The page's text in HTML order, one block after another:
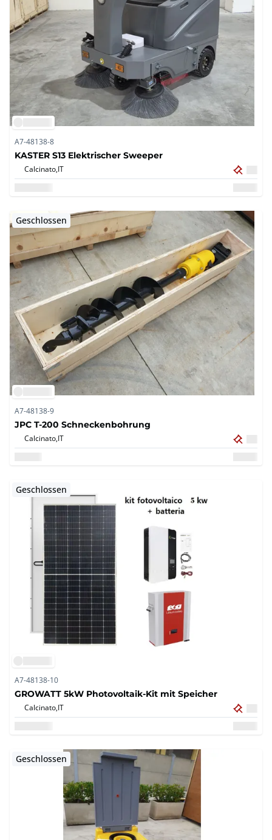
A7-48138-8
KASTER S13 Elektrischer Sweeper
Calcinato,IT
Geschlossen
A7-48138-9
JPC T-200 Schneckenbohrung
Calcinato,IT
Geschlossen
A7-48138-10
GROWATT 5kW Photovoltaik-Kit mit Speicher
Calcinato,IT
Geschlossen